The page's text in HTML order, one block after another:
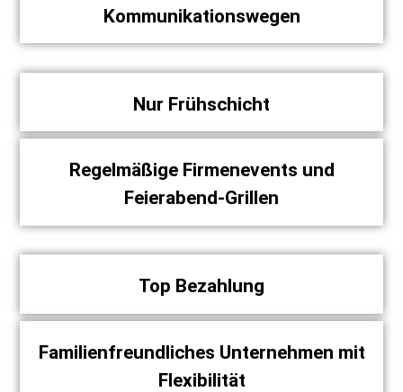
Kommunikationswegen
Nur Frühschicht
Regelmäßige Firmenevents und
Feierabend-Grillen
Top Bezahlung
Familienfreundliches Unternehmen mit
Flexibilität